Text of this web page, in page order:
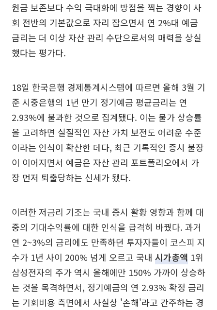
원금 보존보다 수익 극대화에 방점을 찍는 경향이 사
회 전반의 기본값으로 자리 잡으면서 연 2%대 예금
금리는 더 이상 자산 관리 수단으로서의 매력을 상실
했다는 평가다.
18일 한국은행 경제통계시스템에 따르면 올해 3월 기
준 시중은행의 1년 만기 정기예금 평균금리는 연
2.93%에 불과한 것으로 집계됐다. 이는 물가 상승률
을 고려하면 실질적인 자산 가치 보전도 어려운 수준
이라는 인식이 확산한 데다, 최근 기록적인 증시 불장
이 이어지면서 예금은 자산 관리 포트폴리오에서 가
장 먼저 퇴출당하는 신세가 됐다.
이러한 저금리 기조는 국내 증시 활황 영향과 함께 대
중의 기대수익률에 대한 인식을 급격히 바꿨다. 과거
연 2~3%의 금리에도 만족하던 투자자들이 코스피 지
수가 1년 사이 200% 넘게 오르고 국내 시가총액 1위
삼성전자의 주가 역시 올해에만 150% 가까이 상승하
는 것을 목격하면서, 정기예금의 연 2.93% 확정 금리
는 기회비용 측면에서 사실상 '손해'라고 간주하는 경